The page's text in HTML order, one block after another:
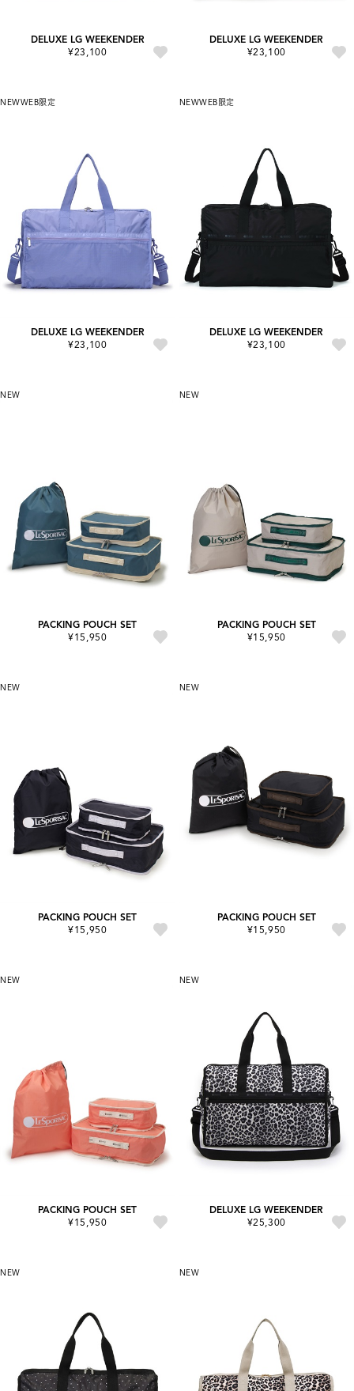
DELUXE LG WEEKENDER
¥23,100
DELUXE LG WEEKENDER
¥23,100
NEWWEB限定
DELUXE LG WEEKENDER
¥23,100
NEWWEB限定
DELUXE LG WEEKENDER
¥23,100
NEW
PACKING POUCH SET
¥15,950
NEW
PACKING POUCH SET
¥15,950
NEW
PACKING POUCH SET
¥15,950
NEW
PACKING POUCH SET
¥15,950
NEW
PACKING POUCH SET
¥15,950
NEW
DELUXE LG WEEKENDER
¥25,300
NEW NEW